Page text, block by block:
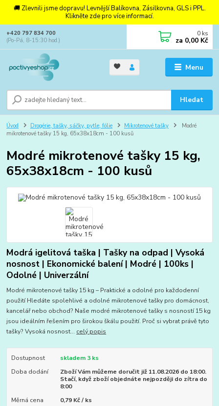
🚚 Zlevnili jsme dopravu! Levnější Balíkovna, Zásilkovna, GLS i PPL.
Klikněte zde pro více informací.
Menu
Hledat
+420 797 834 700
(Po-Pá, 8-15:30 hod.)
0 ks
za 0,00 Kč
Úvod Drogérie, tašky, sáčky, pytle, fólie Mikrotenové tašky
Modré
mikrotenové tašky 15 kg, 65x38x18cm - 100 kusů
Modré mikrotenové tašky 15 kg,
65x38x18cm - 100 kusů
Modrá igelitová taška | Tašky na odpad | Vysoká
nosnost | Ekonomické balení | Modré | 100ks |
Odolné | Univerzální
Modré mikrotenové tašky 15 kg – Praktické a odolné pro každodenní
použití Hledáte spolehlivé a odolné mikrotenové tašky pro domácnost,
kancelář nebo obchod? Naše modré mikrotenové tašky s nosností 15 kg
jsou ideálním řešením pro širokou škálu použití. Proč si vybrat právě tyto
tašky? Vysoká nosnost... celý popis
Dostupnost
skladem 3 ks
Doba dodání
Zboží Vám můžeme doručit již 11.08.2026 do 18:00.
Stačí, když zboží objednáte nejpozději do zítra do
8:00
Měrná cena
0,79 Kč / ks